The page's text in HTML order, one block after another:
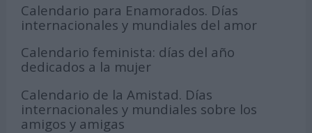
Calendario para Enamorados. Días
internacionales y mundiales del amor
Calendario feminista: días del año
dedicados a la mujer
Calendario de la Amistad. Días
internacionales y mundiales sobre los
amigos y amigas